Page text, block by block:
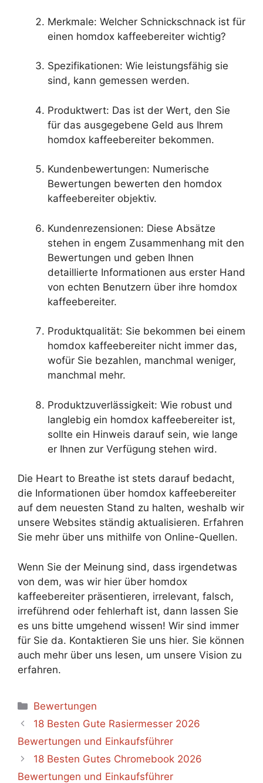
Merkmale: Welcher Schnickschnack ist für
einen homdox kaffeebereiter wichtig?
Spezifikationen: Wie leistungsfähig sie
sind, kann gemessen werden.
Produktwert: Das ist der Wert, den Sie
für das ausgegebene Geld aus Ihrem
homdox kaffeebereiter bekommen.
Kundenbewertungen: Numerische
Bewertungen bewerten den homdox
kaffeebereiter objektiv.
Kundenrezensionen: Diese Absätze
stehen in engem Zusammenhang mit den
Bewertungen und geben Ihnen
detaillierte Informationen aus erster Hand
von echten Benutzern über ihre homdox
kaffeebereiter.
Produktqualität: Sie bekommen bei einem
homdox kaffeebereiter nicht immer das,
wofür Sie bezahlen, manchmal weniger,
manchmal mehr.
Produktzuverlässigkeit: Wie robust und
langlebig ein homdox kaffeebereiter ist,
sollte ein Hinweis darauf sein, wie lange
er Ihnen zur Verfügung stehen wird.
Die Heart to Breathe ist stets darauf bedacht,
die Informationen über homdox kaffeebereiter
auf dem neuesten Stand zu halten, weshalb wir
unsere Websites ständig aktualisieren. Erfahren
Sie mehr über uns mithilfe von Online-Quellen.
Wenn Sie der Meinung sind, dass irgendetwas
von dem, was wir hier über homdox
kaffeebereiter präsentieren, irrelevant, falsch,
irreführend oder fehlerhaft ist, dann lassen Sie
es uns bitte umgehend wissen! Wir sind immer
für Sie da. Kontaktieren Sie uns hier. Sie können
auch mehr über uns lesen, um unsere Vision zu
erfahren.
Categories
Bewertungen
18 Besten Gute Rasiermesser 2026
Bewertungen und Einkaufsführer
18 Besten Gutes Chromebook 2026
Bewertungen und Einkaufsführer